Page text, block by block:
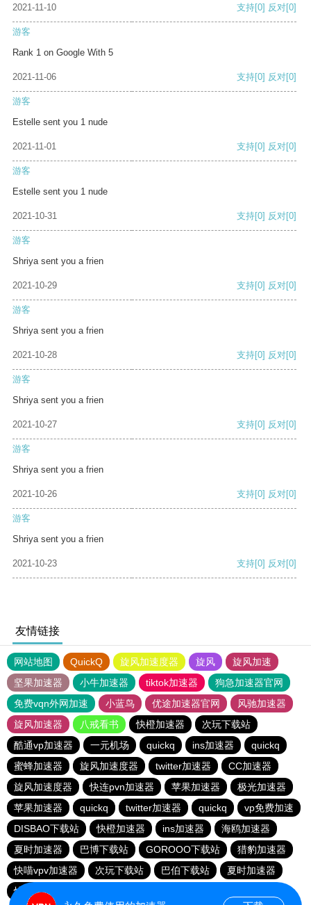
2021-11-10 支持[0] 反对[0]
游客
Rank 1 on Google With 5
2021-11-06 支持[0] 反对[0]
游客
Estelle sent you 1 nude
2021-11-01 支持[0] 反对[0]
游客
Estelle sent you 1 nude
2021-10-31 支持[0] 反对[0]
游客
Shriya sent you a frien
2021-10-29 支持[0] 反对[0]
游客
Shriya sent you a frien
2021-10-28 支持[0] 反对[0]
游客
Shriya sent you a frien
2021-10-27 支持[0] 反对[0]
游客
Shriya sent you a frien
2021-10-26 支持[0] 反对[0]
游客
Shriya sent you a frien
2021-10-23 支持[0] 反对[0]
友情链接
网站地图 QuickQ 旋风加速度器 旋风
旋风加速
坚果加速器
小牛加速器 tiktok加速器
狗急加速器官网
免费vqn外网加速
小蓝鸟 优途加速器官网
风驰加速器
旋风加速器
八戒看书 快橙加速器
次玩下载站
酷通vp加速器
一元机场 quickq ins加速器
quickq
蜜蜂加速器
旋风加速度器 twitter加速器
CC加速器
旋风加速度器
快连pvn加速器 苹果加速器
极光加速器
苹果加速器
quickq twitter加速器 quickq
vp免费加速
DISBAO下载站
快橙加速器 ins加速器
海鸥加速器
夏时加速器
巴博下载站 GOROOO下载站
猎豹加速器
快喵vpv加速器
次玩下载站 巴伯下载站
夏时加速器
快橙加速器